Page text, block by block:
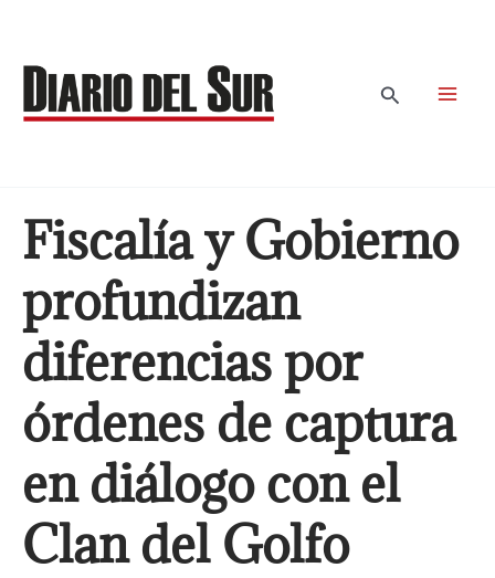
contenido
Buscar
Fiscalía y Gobierno
profundizan
diferencias por
órdenes de captura
en diálogo con el
Clan del Golfo